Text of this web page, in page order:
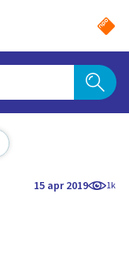
15 apr 2019 1k